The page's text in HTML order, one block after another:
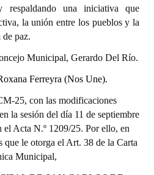
respaldando una iniciativa que
la unión entre los pueblos y la
paz.
Municipal, Gerardo Del Río.
Ferreyra (Nos Une).
25, con las modificaciones
la sesión del día 11 de septiembre
el Acta N.º 1209/25. Por ello, en
que le otorga el Art. 38 de la Carta
Municipal,